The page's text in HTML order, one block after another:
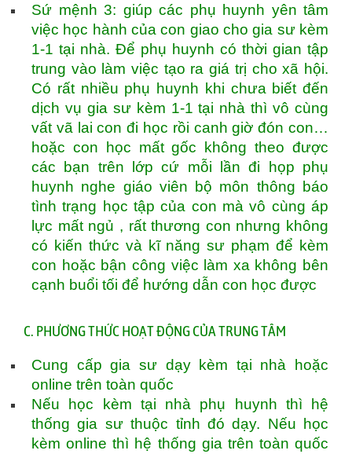
Sứ mệnh 3: giúp các phụ huynh yên tâm
việc học hành của con giao cho gia sư kèm
1-1 tại nhà. Để phụ huynh có thời gian tập
trung vào làm việc tạo ra giá trị cho xã hội.
Có rất nhiều phụ huynh khi chưa biết đến
dịch vụ gia sư kèm 1-1 tại nhà thì vô cùng
vất vã lai con đi học rồi canh giờ đón con…
hoặc con học mất gốc không theo được
các bạn trên lớp cứ mỗi lần đi họp phụ
huynh nghe giáo viên bộ môn thông báo
tình trạng học tập của con mà vô cùng áp
lực mất ngủ , rất thương con nhưng không
có kiến thức và kĩ năng sư phạm để kèm
con hoặc bận công việc làm xa không bên
cạnh buổi tối để hướng dẫn con học được
C. PHƯƠNG THỨC HOẠT ĐỘNG CỦA TRUNG TÂM
Cung cấp gia sư dạy kèm tại nhà hoặc
online trên toàn quốc
Nếu học kèm tại nhà phụ huynh thì hệ
thống gia sư thuộc tỉnh đó dạy. Nếu học
kèm online thì hệ thống gia trên toàn quốc